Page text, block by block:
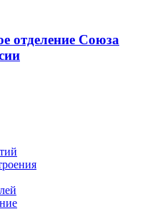
отделение Союза